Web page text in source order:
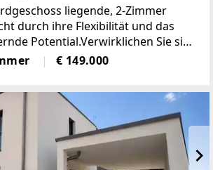
liegende, 2-Zimmer
durch ihre Flexibilität und das
Potential.Verwirklichen Sie sich
diese charmante
nach Ihren Vorstellungen.Eine
€ 149.000